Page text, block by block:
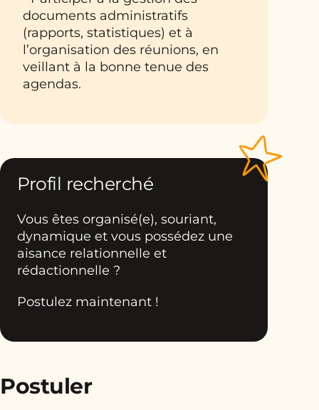
documents administratifs
(rapports, statistiques) et à
l’organisation des réunions, en
veillant à la bonne tenue des
agendas.
Profil recherché
Vous êtes organisé(e), souriant,
dynamique et vous possédez une
aisance relationnelle et
rédactionnelle ?
Postulez maintenant !
Postuler